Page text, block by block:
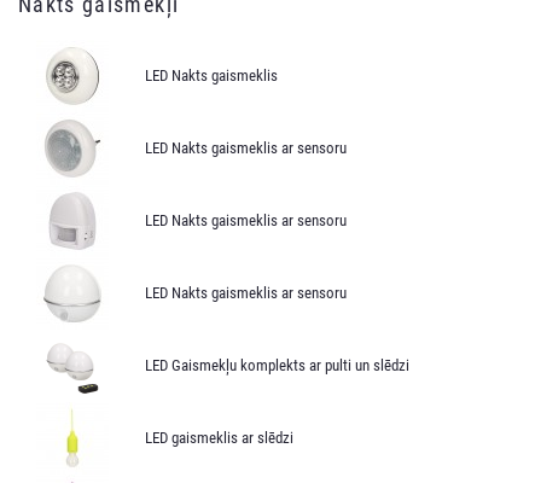
LED Nakts gaismeklis
LED Nakts gaismeklis ar sensoru
LED Nakts gaismeklis ar sensoru
LED Nakts gaismeklis ar sensoru
LED Gaismekļu komplekts ar pulti un slēdzi
LED gaismeklis ar slēdzi